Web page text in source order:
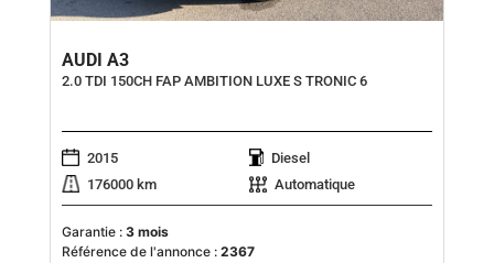
AUDI A3
2.0 TDI 150CH FAP AMBITION LUXE S TRONIC 6
2015
Diesel
176000 km
Automatique
Garantie : 3 mois
Référence de l'annonce : 2367